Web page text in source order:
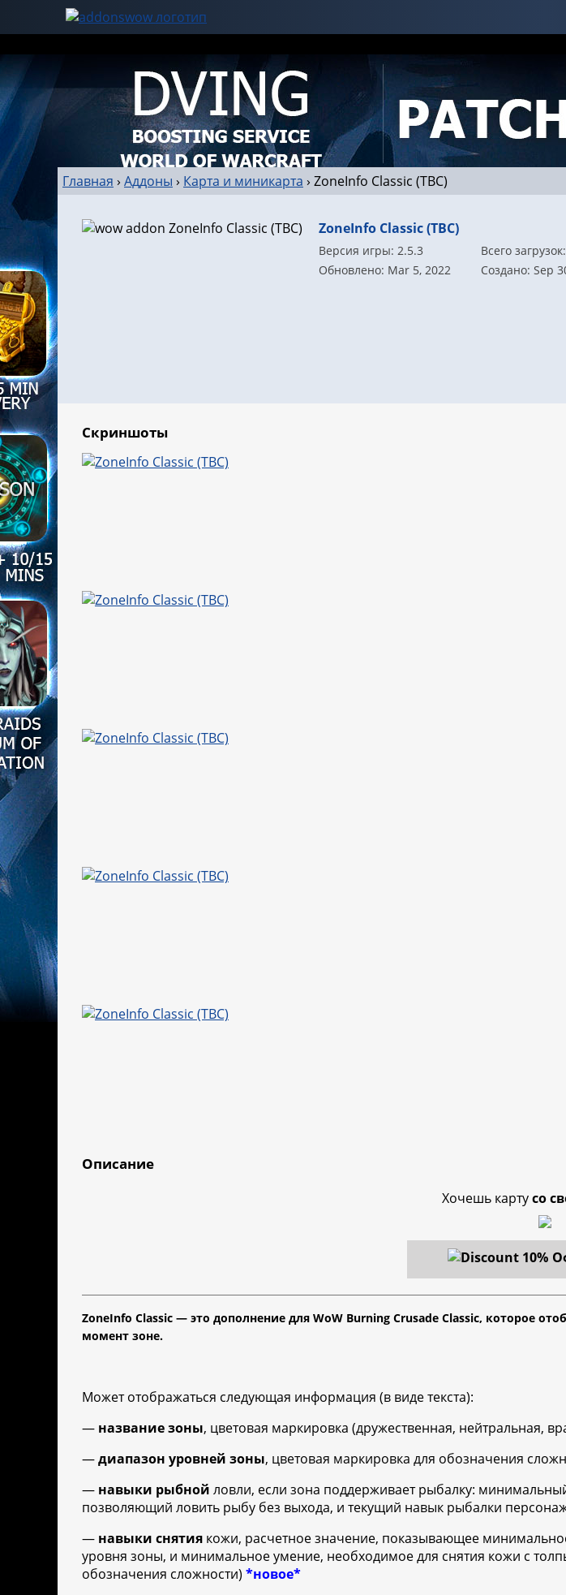
Главная › Аддоны › Карта и миникарта › ZoneInfo Classic (TBC)
ZoneInfo Classic (TBC)
Версия игры: 2.5.3
Всего
Обновлено: Mar 5, 2022
Создано: Sep
Скриншоты
Описание
Хочешь картусо
ZoneInfo Classic — это дополнение для WoW Burning Crusade Classic, которое
момент зоне.
Может отображаться следующая информация (в виде текста):
— название зоны, цветовая маркировка (дружественная, нейтральная,
—диапазон уровней зоны, цветовая маркировка для обозначения
— навыки рыбной ловли, если зона поддерживает рыбалку:
позволяющий ловить рыбу без выхода, и текущий навык рыбалки
— навыки снятия кожи, расчетное значение, показывающее
уровня зоны, и минимальное умение, необходимое для снятия кожи с
обозначения сложности) *новое*